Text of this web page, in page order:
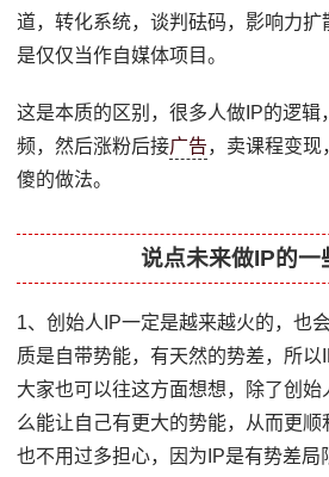
道，转化系统，谈判砝码，影响力
是仅仅当作自媒体项目。
这是本质的区别，很多人做IP的逻辑
频，然后涨粉后接广告，卖课程变现
傻的做法。
说点未来做IP的一
1、创始人IP一定是越来越火的，也
质是自带势能，有天然的势差，所以
大家也可以往这方面想想，除了创
么能让自己有更大的势能，从而更顺
也不用过多担心，因为IP是有势差局